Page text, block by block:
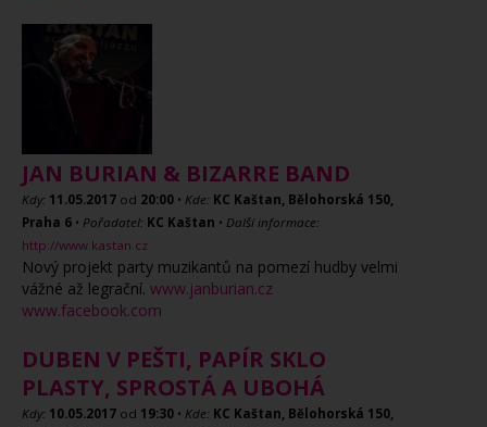
JAN BURIAN & BIZARRE BAND
Kdy: 11.05.2017 od 20:00 • Kde: KC Kaštan, Bělohorská 150,
Praha 6 • Pořadatel: KC Kaštan • Další informace:
http://www.kastan.cz
Nový projekt party muzikantů na pomezí hudby velmi
vážné až legrační. www.janburian.cz
www.facebook.com
DUBEN V PEŠTI, PAPÍR SKLO
PLASTY, SPROSTÁ A UBOHÁ
Kdy: 10.05.2017 od 19:30 • Kde: KC Kaštan, Bělohorská 150,